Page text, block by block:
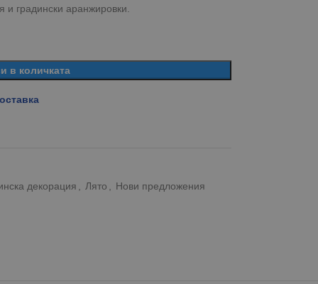
и градински аранжировки.
в количката
декорация Лято Нови предложения